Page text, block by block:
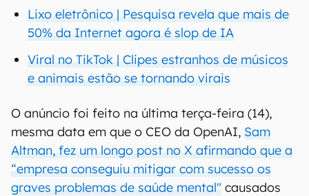
Lixo eletrônico | Pesquisa revela que mais de
50% da Internet agora é slop de IA
Viral no TikTok | Clipes estranhos de músicos
e animais estão se tornando virais
O anúncio foi feito na última terça-feira (14),
mesma data em que o CEO da OpenAI, Sam
Altman, fez um longo post no X afirmando que a
“empresa conseguiu mitigar com sucesso os
graves problemas de saúde mental" causados ​​